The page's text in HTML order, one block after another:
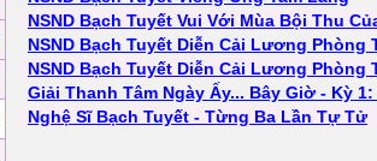
NSND Bạch Tuyết Vui Với Mùa Bội Thu
NSND Bạch Tuyết Diễn Cải Lương Phòng
NSND Bạch Tuyết Diễn Cải Lương Phòng
Giải Thanh Tâm Ngày Ấy... Bây Giờ - Kỳ
Nghệ Sĩ Bạch Tuyết - Từng Ba Lần Tự Tử